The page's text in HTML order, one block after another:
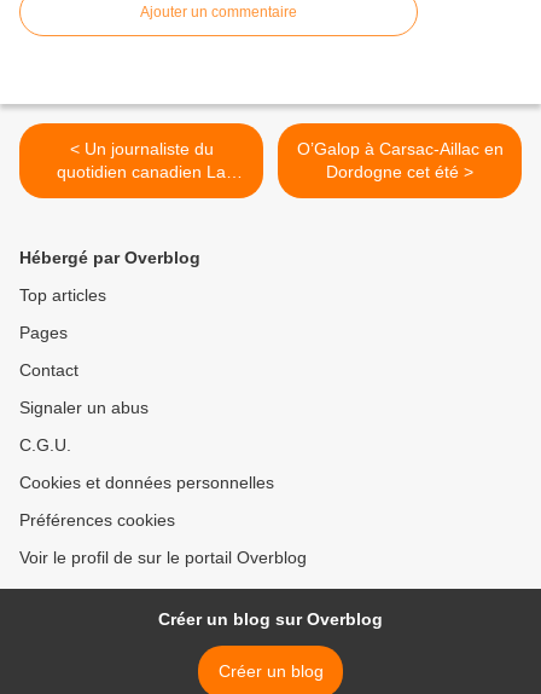
Ajouter un commentaire
< Un journaliste du
quotidien canadien La
Presse s'intéresse aux
O’Galop à Carsac-Aillac en
Dordogne cet été >
Hébergé par Overblog
Top articles
Pages
Contact
Signaler un abus
C.G.U.
Cookies et données personnelles
Préférences cookies
Voir le profil de sur le portail Overblog
Créer un blog sur Overblog
Créer un blog